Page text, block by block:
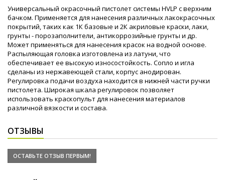
Универсальный окрасочный пистолет системы HVLP с верхним
бачком. Применяется для нанесения различных лакокрасочных
покрытий, таких как 1К базовые и 2К акриловые краски, лаки,
грунты - порозаполнители, антикоррозийные грунты и др.
Может применяться для нанесения красок на водной основе.
Распыляющая головка изготовлена из латуни, что
обеспечивает ее высокую износостойкость. Сопло и игла
сделаны из нержавеющей стали, корпус анодирован.
Регулировка подачи воздуха находится в нижней части ручки
пистолета. Широкая шкала регулировок позволяет
использовать краскопульт для нанесения материалов
различной вязкости и состава.
ОТЗЫВЫ
ОСТАВЬТЕ ОТЗЫВ ПЕРВЫМ!